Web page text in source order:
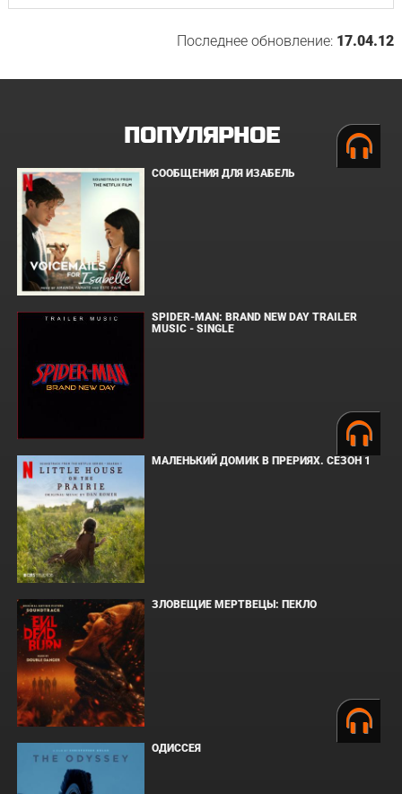
Последнее обновление: 17.04.12
ПОПУЛЯРНОЕ
СООБЩЕНИЯ ДЛЯ ИЗАБЕЛЬ
SPIDER-MAN: BRAND NEW DAY TRAILER
MUSIC - SINGLE
МАЛЕНЬКИЙ ДОМИК В ПРЕРИЯХ. СЕЗОН 1
ЗЛОВЕЩИЕ МЕРТВЕЦЫ: ПЕКЛО
ОДИССЕЯ